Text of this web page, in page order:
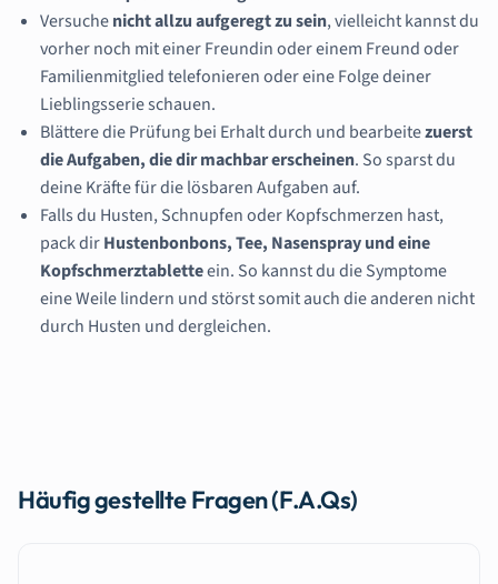
Versuchenicht allzu aufgeregt zu sein, vielleicht kannst du
vorher noch mit einer Freundin oder einem Freund oder
Familienmitglied telefonieren oder eine Folge deiner
Lieblingsserie schauen.
Blättere die Prüfung bei Erhalt durch und bearbeitezuerst
die Aufgaben, die dir machbar erscheinen. So sparst du
deine Kräfte für die lösbaren Aufgaben auf.
Falls du Husten, Schnupfen oder Kopfschmerzen hast,
pack dirHustenbonbons, Tee, Nasenspray und eine
Kopfschmerztabletteein. So kannst du die Symptome
eine Weile lindern und störst somit auch die anderen nicht
durch Husten und dergleichen.
Häufig gestellte Fragen (F.A.Qs)